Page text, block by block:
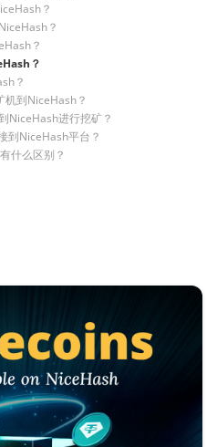
？
？
？
？
？
到NiceHash？
NiceHash进行挖矿？
到NiceHash平台？
什么区别？